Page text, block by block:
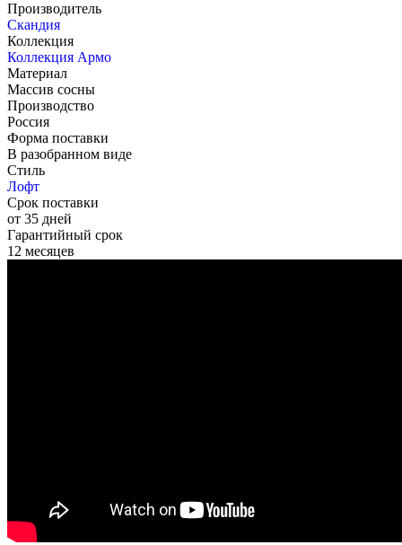
Производитель
Скандия
Коллекция
Коллекция Армо
Материал
Массив сосны
Производство
Россия
Форма поставки
В разобранном виде
Стиль
Лофт
Срок поставки
от 35 дней
Гарантийный срок
12 месяцев